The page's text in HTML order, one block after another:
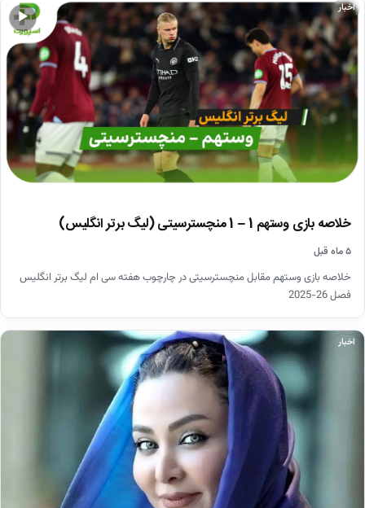
▶
اخبار
خلاصه بازی وستهم 1 – 1 منچسترسیتی (لیگ برتر انگلیس)
۵ ماه قبل
خلاصه بازی وستهم مقابل منچسترسیتی در چارچوب هفته سی ام لیگ برتر انگلیس
فصل 26-2025
اخبار